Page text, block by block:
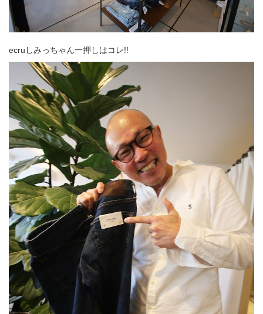
ecruしみっちゃん一押しはコレ!!